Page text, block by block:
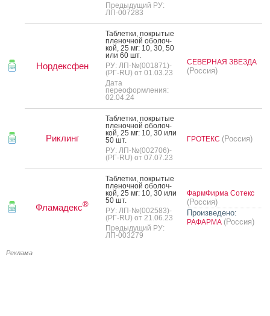
Предыдущий РУ:
ЛП-007283
Нордексфен
Таб­летки, пок­ры­тые
пле­ноч­ной обо­лоч­
кой, 25 мг: 10, 30, 50
или 60 шт.
РУ: ЛП-№(001871)-
(РГ-RU) от 01.03.23
Дата
переоформления:
02.04.24
СЕВЕРНАЯ ЗВЕЗДА
(Россия)
Риклинг
Таб­летки, пок­ры­тые
пле­ноч­ной обо­лоч­
кой, 25 мг: 10, 30 или
50 шт.
РУ: ЛП-№(002706)-
(РГ-RU) от 07.07.23
ГРОТЕКС (Россия)
Фламадекс®
Таб­летки, пок­ры­тые
пле­ноч­ной обо­лоч­
кой, 25 мг: 10, 30 или
50 шт.
РУ: ЛП-№(002583)-
(РГ-RU) от 21.06.23
Предыдущий РУ:
ЛП-003279
ФармФирма Сотекс
(Россия)
Произведено:
РАФАРМА (Россия)
Реклама